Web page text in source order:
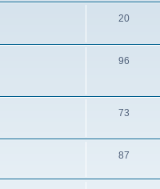
20
96
73
87